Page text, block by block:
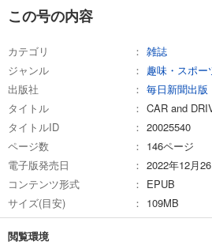
CAR and DRIVER 2025年7
あらすじを表示する
CAR and DRIVER 2025年6
この号の内容
カテゴリ
雑誌
ジャンル
趣味・スポー
出版社
毎日新聞出版
タイトル
CAR and
タイトルID
20025540
ページ数
146ページ
電子版発売日
2022年12月
コンテンツ形式
EPUB
サイズ(目安)
109MB
閲覧環境